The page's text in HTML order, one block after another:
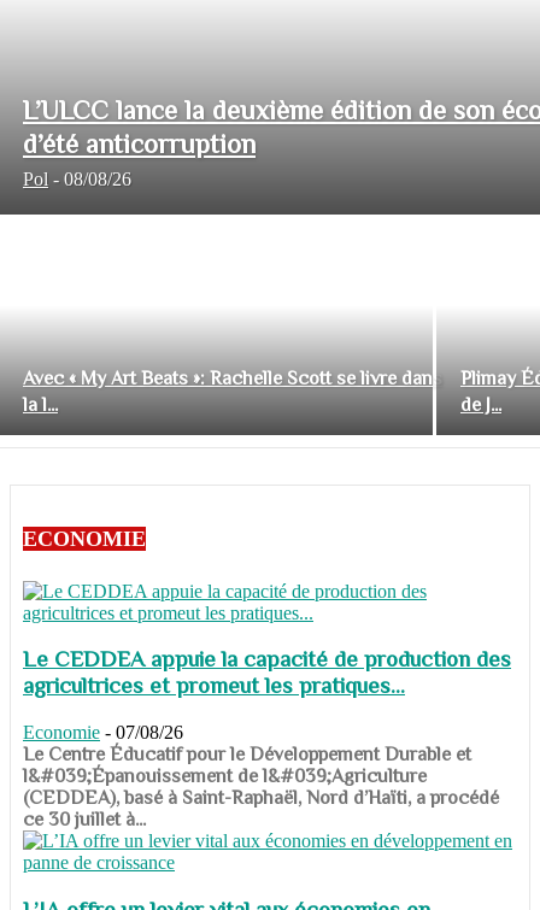
L’ULCC lance la deuxième édition de son
d’été anticorruption
Pol - 08/08/26
Avec « My Art Beats »: Rachelle Scott se livre dans
la l...
Plimay
de J...
ECONOMIE
Le CEDDEA appuie la capacité de production des
agricultrices et promeut les pratiques...
Economie - 07/08/26
​​​​​​​Le Centre Éducatif pour le Développement Durable et
l&#039;Épanouissement de l&#039;Agriculture
(CEDDEA), basé à Saint-Raphaël, Nord d’Haïti, a procédé
ce 30 juillet à...